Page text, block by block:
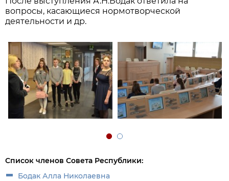
вопросы, касающиеся нормотворческой
деятельности и др.
Список членов Совета Республики:
Бодак Алла Николаевна